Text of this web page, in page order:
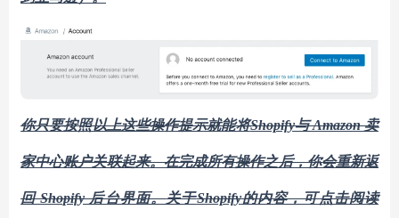
你只要按照以上这些操作提示就能将Shopify与 Amazon 卖
家中心账户关联起来。在完成所有操作之后，你会重新返
回 Shopify 后台界面。关于Shopify的内容，可点击阅读